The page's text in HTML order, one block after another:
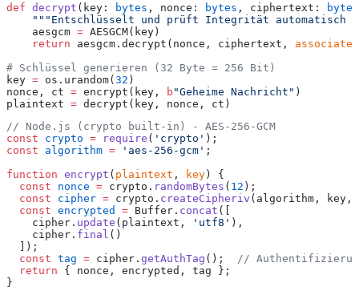
def decrypt (key: bytes , nonce: bytes , ciphertext:
bytes
"""Entschlüsselt und prüft Integrität automatisch
    aesgcm
= AESGCM(key)
    return
aesgcm.decrypt(nonce, ciphertext,
# Schlüssel generieren (32 Byte = 256 Bit)
key = os.urandom( 32 )
nonce, ct = encrypt(key, b "Geheime Nachricht" )
plaintext = decrypt(key, nonce, ct)
// Node.js (crypto built-in) - AES-256-GCM
const crypto = require ( 'crypto' );
const algorithm = 'aes-256-gcm' ;
function encrypt ( plaintext , key ) {
  const
nonce = crypto. randomBytes ( 12 );
  const
cipher = crypto. createCipheriv (algorithm, key,
  const
encrypted = Buffer. concat ([
    cipher.
update (plaintext, 'utf8' ),
    cipher.
final ()
  ]);
  const
tag = cipher. getAuthTag ();
//
  return
{ nonce, encrypted, tag };
}